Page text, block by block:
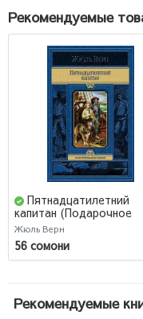
Рекомендуемые
Пятнадцатилетний
капитан (Подарочное
издание)
Жюль Верн
56 сомони
Рекомендуемые